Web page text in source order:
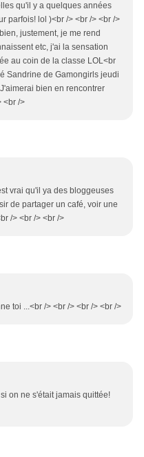
qu'il y a quelques années
parfois! lol )<br /> <br /> <br />
justement, je me rend
etc, j'ai la sensation
au coin de la classe LOL<br
Sandrine de Gamongirls jeudi
bien en rencontrer
<br />
vrai qu'il ya des bloggeuses
de partager un café, voir une
/> <br /> <br />
toi ...<br /> <br /> <br /> <br />
on ne s'était jamais quittée!